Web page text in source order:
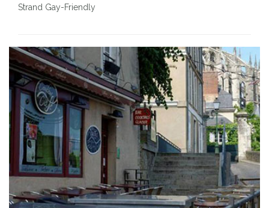
Strand Gay-Friendly